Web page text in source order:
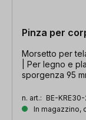
Pinza per
Morsetto per
| Per legno e
sporgenza 95
n. art.: BE-
In magazzino,